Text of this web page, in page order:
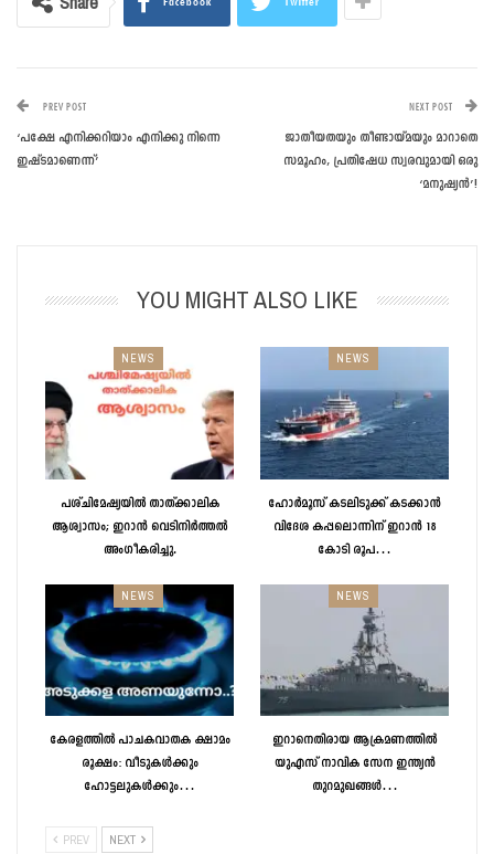
PREV POST
‘പക്ഷേ എനിക്കറിയാം എനിക്കു നിന്നെ
ഇഷ്ടമാണെന്ന്’
NEXT POST
ജാതീയതയും തീണ്ടായ്മയും മാറാതെ
സമൂഹം, പ്രതിഷേധ സ്വരവുമായി ഒരു
‘മനുഷ്യന്‍’!
YOU MIGHT ALSO LIKE
NEWS
പശ്ചിമേഷ്യയിൽ താത്ക്കാലിക
ആശ്വാസം; ഇറാൻ വെടിനിർത്തൽ
അംഗീകരിച്ചു.
NEWS
ഹോർമൂസ് കടലിടുക്ക് കടക്കാൻ
വിദേശ കപ്പലൊന്നിന് ഇറാൻ 18
കോടി രൂപ…
NEWS
കേരളത്തിൽ പാചകവാതക ക്ഷാമം
രൂക്ഷം: വീടുകൾക്കും
ഹോട്ടലുകൾക്കും…
NEWS
ഇറാനെതിരായ ആക്രമണത്തിൽ
യുഎസ് നാവിക സേന ഇന്ത്യൻ
തുറമുഖങ്ങൾ…
PREV NEXT